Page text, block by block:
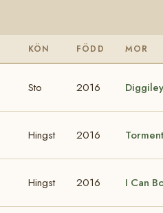
KÖN FÖDD MOR
Sto 2016 Diggiley
Hingst 2016
Hingst 2016 I Can